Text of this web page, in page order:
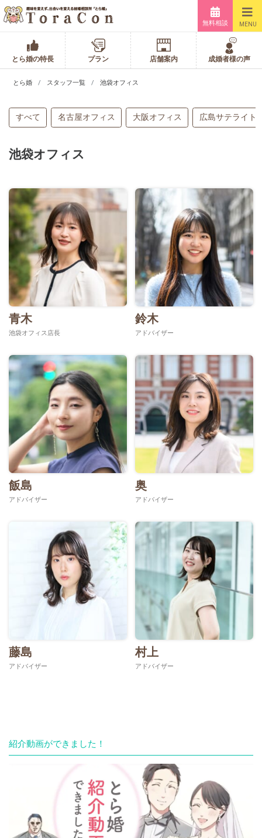
無料相談 MENU
とら婚の特長 プラン 店舗案内 成婚者様の声
とら婚 スタッフ一覧 池袋オフィス
すべて 名古屋オフィス 大阪オフィス 広島サテライト
池袋オフィス
青木
池袋オフィス店長
鈴木
アドバイザー
飯島
アドバイザー
奥
アドバイザー
藤島
アドバイザー
村上
アドバイザー
紹介動画ができました！